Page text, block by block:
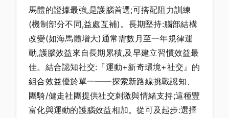
馬體的證據最強,是護腦首選;可搭配阻力訓練
(機制部分不同,益處互補)。長期堅持:腦部結構
改變(如海馬體增大)通常需數月至一年規律運
動,護腦效益來自長期累積,及早建立習慣效益最
佳。結合認知社交:『運動+新奇環境+社交』的
組合效益優於單一——探索新路線挑戰認知、
團騎/健走社團提供社交刺激與情緒支持;這種豐
富化與運動的護腦效益相加。從可及起步:選擇